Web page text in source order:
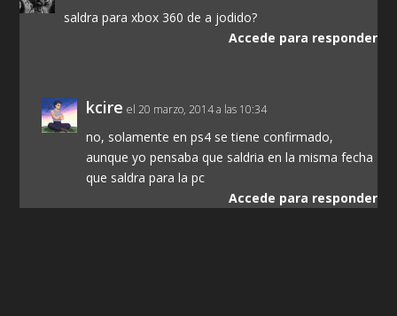
saldra para xbox 360 de a jodido?
Accede para responder
kcire el 20 marzo, 2014 a las 10:34
no, solamente en ps4 se tiene confirmado,
aunque yo pensaba que saldria en la misma fecha
que saldra para la pc
Accede para responder